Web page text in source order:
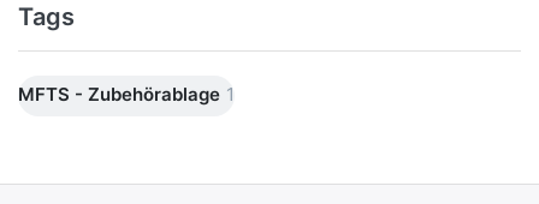
Tags
MFTS - Zubehörablage 1